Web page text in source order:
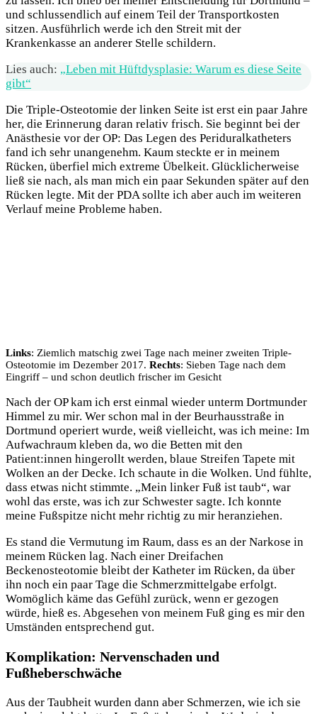
und schlussendlich auf einem Teil der Transportkosten
sitzen. Ausführlich werde ich den Streit mit der
Krankenkasse an anderer Stelle schildern.
Lies auch: „Leben mit Hüftdysplasie: Warum es diese Seite
gibt“
Die Triple-Osteotomie der linken Seite ist erst ein paar Jahre
her, die Erinnerung daran relativ frisch. Sie beginnt bei der
Anästhesie vor der OP: Das Legen des Periduralkatheters
fand ich sehr unangenehm. Kaum steckte er in meinem
Rücken, überfiel mich extreme Übelkeit. Glücklicherweise
ließ sie nach, als man mich ein paar Sekunden später auf den
Rücken legte. Mit der PDA sollte ich aber auch im weiteren
Verlauf meine Probleme haben.
Links: Ziemlich matschig zwei Tage nach meiner zweiten Triple-
Osteotomie im Dezember 2017. Rechts: Sieben Tage nach dem
Eingriff – und schon deutlich frischer im Gesicht
Nach der OP kam ich erst einmal wieder unterm Dortmunder
Himmel zu mir. Wer schon mal in der Beurhausstraße in
Dortmund operiert wurde, weiß vielleicht, was ich meine: Im
Aufwachraum kleben da, wo die Betten mit den
Patient:innen hingerollt werden, blaue Streifen Tapete mit
Wolken an der Decke. Ich schaute in die Wolken. Und fühlte,
dass etwas nicht stimmte. „Mein linker Fuß ist taub“, war
wohl das erste, was ich zur Schwester sagte. Ich konnte
meine Fußspitze nicht mehr richtig zu mir heranziehen.
Es stand die Vermutung im Raum, dass es an der Narkose in
meinem Rücken lag. Nach einer Dreifachen
Beckenosteotomie bleibt der Katheter im Rücken, da über
ihn noch ein paar Tage die Schmerzmittelgabe erfolgt.
Womöglich käme das Gefühl zurück, wenn er gezogen
würde, hieß es. Abgesehen von meinem Fuß ging es mir den
Umständen entsprechend gut.
Komplikation: Nervenschaden und
Fußheberschwäche
Aus der Taubheit wurden dann aber Schmerzen, wie ich sie